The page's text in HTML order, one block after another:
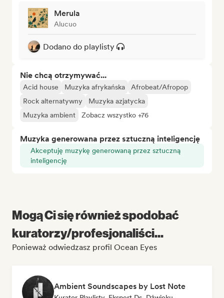
Merula
Alucuo
Dodano do playlisty
Nie chcą otrzymywać...
Acid house Muzyka afrykańska
Afrobeat/Afropop
Rock alternatywny
Muzyka azjatycka
Muzyka ambient
Zobacz wszystko +76
Muzyka generowana przez sztuczną inteligencję
Akceptuję muzykę generowaną przez sztuczną
inteligencję
Mogą Ci się również spodobać
kuratorzy/profesjonaliści...
Ponieważ odwiedzasz profil Ocean Eyes
Ambient Soundscapes by Lost Note